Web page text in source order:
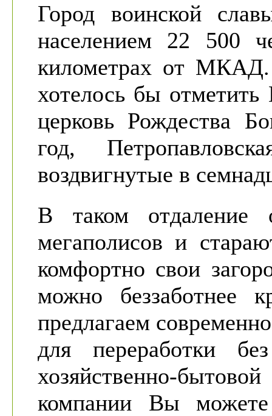
Город воинской
населением 22 500
километрах от МКАД.
хотелось бы отметить
церковь Рождества
год,
воздвигнутые в
В таком отдаление
мегаполисов и
комфортно свои
можно беззаботнее
предлагаем
для переработки
хозяйственно-
компании Вы можете